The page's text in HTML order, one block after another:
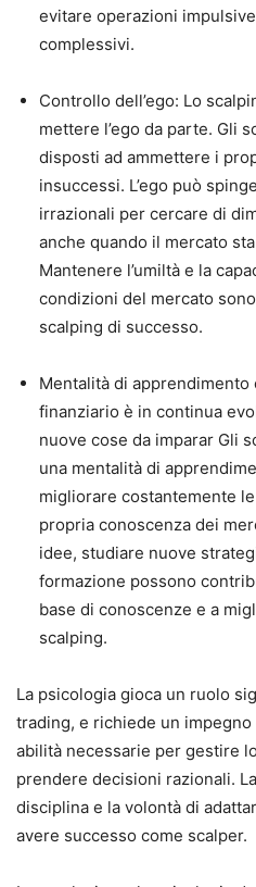
evitare operazioni
complessivi.
Controllo dell’ego: Lo
mettere l’ego da parte. Gli
disposti ad ammettere i
insuccessi. L’ego può
irrazionali per cercare di
anche quando il mercato
Mantenere l’umiltà e la
condizioni del mercato
scalping di successo.
Mentalità di apprendimento
finanziario è in continua
nuove cose da imparar Gli
una mentalità di
migliorare costantemente
propria conoscenza dei
idee, studiare nuove
formazione possono
base di conoscenze e a
scalping.
La psicologia gioca un ruolo
trading, e richiede un
abilità necessarie per gestire
prendere decisioni razionali.
disciplina e la volontà di
avere successo come scalper.